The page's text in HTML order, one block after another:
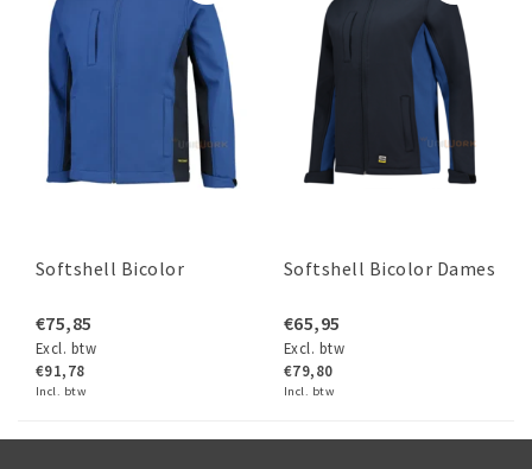
Softshell Bicolor
€75,85
Excl. btw
€91,78
Incl. btw
Softshell Bicolor Dames
€65,95
Excl. btw
€79,80
Incl. btw